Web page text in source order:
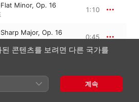
Minor, Op. 16
1:10
Major, Op. 16
0:45
콘텐츠를 보려면 다른 국가를
계속